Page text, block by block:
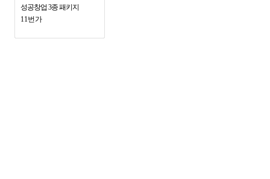
성공창업 3종 패키지
11번가